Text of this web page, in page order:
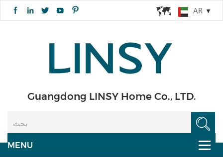
AR
Guangdong LINSY Home Co., LTD.